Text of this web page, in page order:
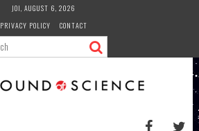
JOI, AUGUST 6, 2026
PRIVACY POLICY
CONTACT